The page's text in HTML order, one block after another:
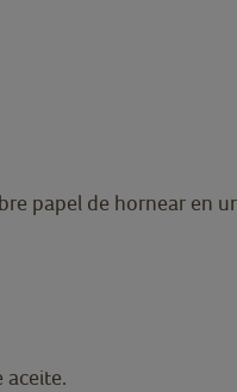
papel de hornear en
aceite.